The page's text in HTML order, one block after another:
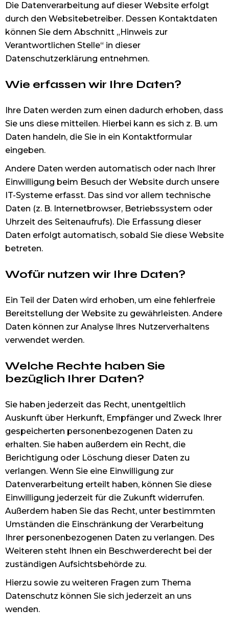
Die Datenverarbeitung auf dieser Website erfolgt
durch den Websitebetreiber. Dessen Kontaktdaten
können Sie dem Abschnitt „Hinweis zur
Verantwortlichen Stelle“ in dieser
Datenschutzerklärung entnehmen.
Wie erfassen wir Ihre Daten?
Ihre Daten werden zum einen dadurch erhoben, dass
Sie uns diese mitteilen. Hierbei kann es sich z. B. um
Daten handeln, die Sie in ein Kontaktformular
eingeben.
Andere Daten werden automatisch oder nach Ihrer
Einwilligung beim Besuch der Website durch unsere
IT-Systeme erfasst. Das sind vor allem technische
Daten (z. B. Internetbrowser, Betriebssystem oder
Uhrzeit des Seitenaufrufs). Die Erfassung dieser
Daten erfolgt automatisch, sobald Sie diese Website
betreten.
Wofür nutzen wir Ihre Daten?
Ein Teil der Daten wird erhoben, um eine fehlerfreie
Bereitstellung der Website zu gewährleisten. Andere
Daten können zur Analyse Ihres Nutzerverhaltens
verwendet werden.
Welche Rechte haben Sie
bezüglich Ihrer Daten?
Sie haben jederzeit das Recht, unentgeltlich
Auskunft über Herkunft, Empfänger und Zweck Ihrer
gespeicherten personenbezogenen Daten zu
erhalten. Sie haben außerdem ein Recht, die
Berichtigung oder Löschung dieser Daten zu
verlangen. Wenn Sie eine Einwilligung zur
Datenverarbeitung erteilt haben, können Sie diese
Einwilligung jederzeit für die Zukunft widerrufen.
Außerdem haben Sie das Recht, unter bestimmten
Umständen die Einschränkung der Verarbeitung
Ihrer personenbezogenen Daten zu verlangen. Des
Weiteren steht Ihnen ein Beschwerderecht bei der
zuständigen Aufsichtsbehörde zu.
Hierzu sowie zu weiteren Fragen zum Thema
Datenschutz können Sie sich jederzeit an uns
wenden.